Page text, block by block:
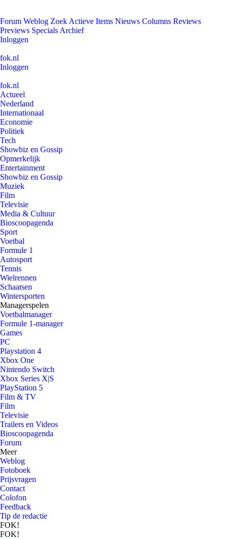
Forum Weblog Zoek Actieve Items Nieuws Columns Reviews
Previews Specials Archief
Inloggen
fok.nl
Inloggen
fok.nl
Actueel
Nederland
Internationaal
Economie
Politiek
Tech
Showbiz en Gossip
Opmerkelijk
Entertainment
Showbiz en Gossip
Muziek
Film
Televisie
Media & Cultuur
Bioscoopagenda
Sport
Voetbal
Formule 1
Autosport
Tennis
Wielrennen
Schaatsen
Wintersporten
Managerspelen
Voetbalmanager
Formule 1-manager
Games
PC
Playstation 4
Xbox One
Nintendo Switch
Xbox Series X|S
PlayStation 5
Film & TV
Film
Televisie
Trailers en Videos
Bioscoopagenda
Forum
Meer
Weblog
Fotoboek
Prijsvragen
Contact
Colofon
Feedback
Tip de redactie
FOK!
FOK!